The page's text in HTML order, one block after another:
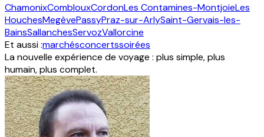
ChamonixComblouxCordonLes Contamines-MontjoieLes
HouchesMegèvePassyPraz-sur-ArlySaint-Gervais-les-
BainsSallanchesServozVallorcine
Et aussi :marchésconcertssoirées
La nouvelle expérience de voyage : plus simple, plus
humain, plus complet.